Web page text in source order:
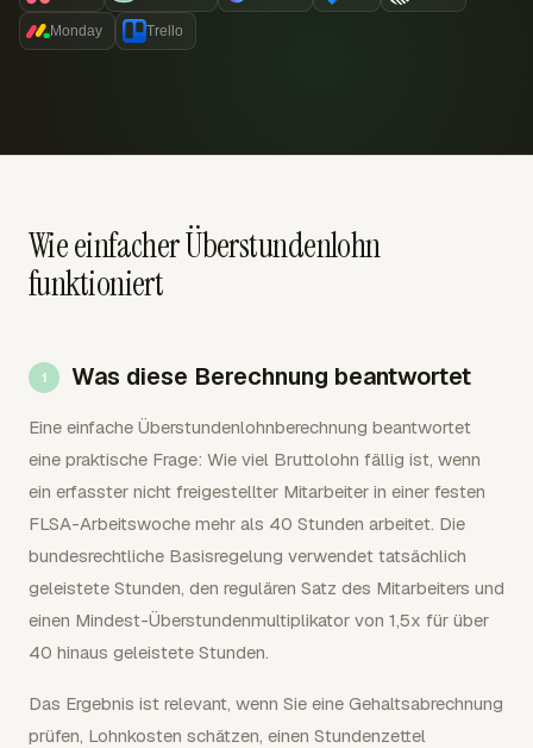
Monday Trello
Wie einfacher Überstundenlohn
funktioniert
Was diese Berechnung beantwortet
Eine einfache Überstundenlohnberechnung beantwortet
eine praktische Frage: Wie viel Bruttolohn fällig ist, wenn
ein erfasster nicht freigestellter Mitarbeiter in einer festen
FLSA-Arbeitswoche mehr als 40 Stunden arbeitet. Die
bundesrechtliche Basisregelung verwendet tatsächlich
geleistete Stunden, den regulären Satz des Mitarbeiters und
einen Mindest-Überstundenmultiplikator von 1,5x für über
40 hinaus geleistete Stunden.
Das Ergebnis ist relevant, wenn Sie eine Gehaltsabrechnung
prüfen, Lohnkosten schätzen, einen Stundenzettel